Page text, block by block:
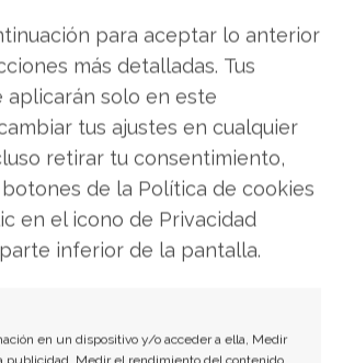
para aceptar lo anterior
más detalladas. Tus
aplicarán solo en este
tus ajustes en cualquier
retirar tu consentimiento,
de la Política de cookies
en el icono de Privacidad
inferior de la pantalla.
en un dispositivo y/o acceder a ella, Medir
con cada día que pasa a
gráfica.
Pixel Art cae en el olvido
el comienzo de la caída de la
Pixel Art como los gráficos de las
de juegos, al momento en
3D para la representación en
personajes de los juegos, como lo